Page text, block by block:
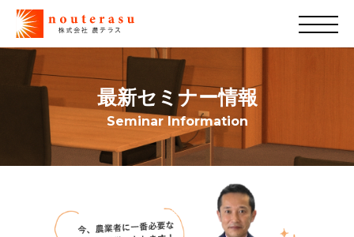
最新セミナー情報
Seminar Information